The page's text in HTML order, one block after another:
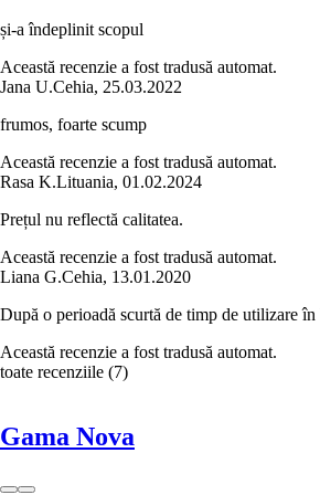
și-a îndeplinit scopul
Această recenzie a fost tradusă automat.
Jana U.Cehia, 25.03.2022
frumos, foarte scump
Această recenzie a fost tradusă automat.
Rasa K.Lituania, 01.02.2024
Prețul nu reflectă calitatea.
Această recenzie a fost tradusă automat.
Liana G.Cehia, 13.01.2020
După o perioadă scurtă de timp de utilizare în
Această recenzie a fost tradusă automat.
toate recenziile (7)
Gama Nova